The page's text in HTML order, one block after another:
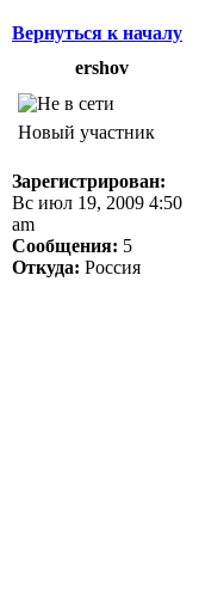
Вернуться к началу
ershov
Новый участник
Зарегистрирован:
Вс июл 19, 2009 4:50
am
Сообщения: 5
Откуда: Россия